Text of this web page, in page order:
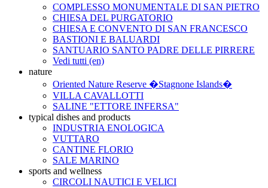
COMPLESSO MONUMENTALE DI SAN PIETRO
CHIESA DEL PURGATORIO
CHIESA E CONVENTO DI SAN FRANCESCO
BASTIONI E BALUARDI
SANTUARIO SANTO PADRE DELLE PIRRERE
Vedi tutti (en)
nature
Oriented Nature Reserve �Stagnone Islands�
VILLA CAVALLOTTI
SALINE "ETTORE INFERSA"
typical dishes and products
INDUSTRIA ENOLOGICA
VUTTARO
CANTINE FLORIO
SALE MARINO
sports and wellness
CIRCOLI NAUTICI E VELICI